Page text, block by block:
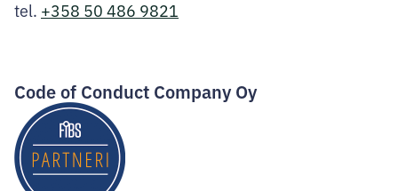
tel. +358 50 486 9821
Code of Conduct Company Oy